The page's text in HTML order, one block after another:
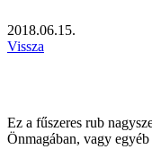
2018.06.15.
Vissza
Ez a fűszeres rub
Önmagában, vagy